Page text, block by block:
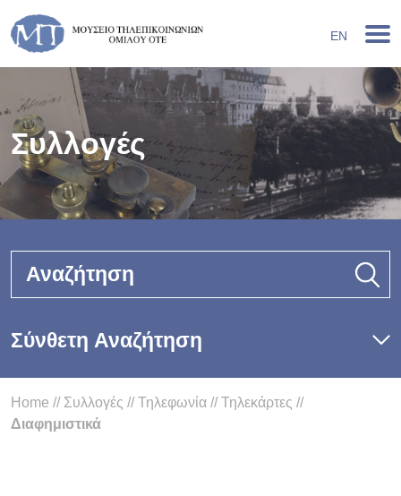
EN
Συλλογές
Αναζήτηση
Σύνθετη Αναζήτηση
Home // Συλλογές //Τηλεφωνία //Τηλεκάρτες //
Διαφημιστικά